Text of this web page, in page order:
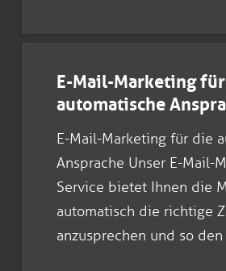
E-Mail-Marketing
automatische
E-Mail-Marketing für die
Ansprache Unser E-Mail-
Service bietet Ihnen die
automatisch die richtige
anzusprechen und so